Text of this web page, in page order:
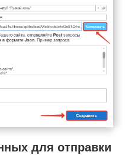
для отправки